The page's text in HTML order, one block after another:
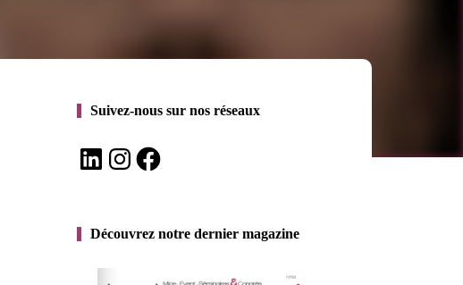
Suivez-nous sur nos réseaux
LinkedInInstagramFacebook
Découvrez notre dernier magazine